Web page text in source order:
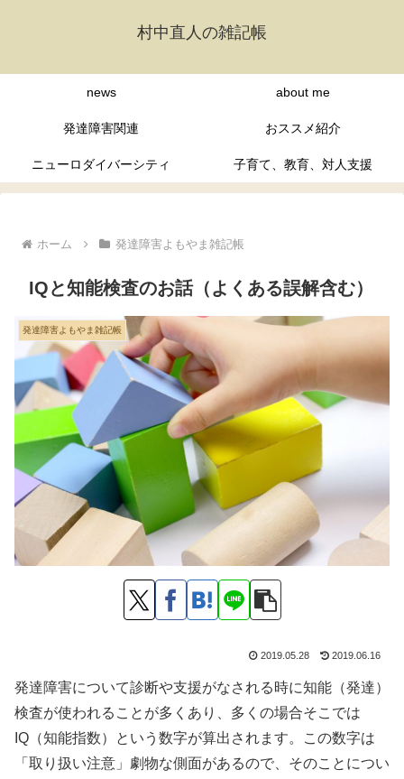
村中直人の雑記帳
news about me
発達障害関連 おススメ紹介
ニューロダイバーシティ 子育て、教育、対人支援
ホーム 発達障害よもやま雑記帳
IQと知能検査のお話（よくある誤解含む）
発達障害よもやま雑記帳
2019.05.28 2019.06.16
発達障害について診断や支援がなされる時に知能（発達）
検査が使われることが多くあり、多くの場合そこでは
IQ（知能指数）という数字が算出されます。この数字は
「取り扱い注意」劇物な側面があるので、そのことについ